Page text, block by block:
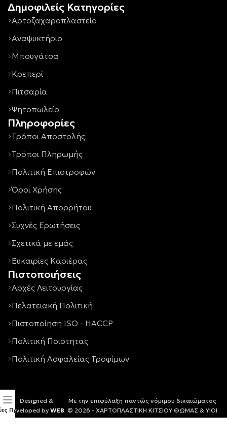
Δημοφιλείς Κατηγορίες
Αρτοζαχαροπλαστείο
Αναψυκτήριο
Μπουγάτσα
Κρεπερί
Πιτσαρία
Ψητοπωλείο
Πληροφορίες
Τρόποι Αποστολής
Τρόποι Πληρωμής
Πολιτική Επιστροφών
Όροι Χρήσης
Πολιτική Απορρήτου
Συχνές Ερωτήσεις
Σχετικά με εμάς
Ευκαιρίες Καριέρας
Πιστοποιήσεις
Αρχές Λειτουργίας
Πελατειακή Πολιτική
Πιστοποίηση ISO - HACCP
Πολιτική Ποιότητας
Πολιτική Ασφαλείας Τροφίμων
Designed &
Developed byWEB
TITANS
Με την επιφύλαξη παντώς νόμιμου δικαιώματος
© 2026 - ΧΑΡΤΟΠΛΑΣΤΙΚΗ ΚΙΤΣΙΟΥ ΘΩΜΑΣ & ΥΙΟΙ
ΑΕ
Προϊόντων